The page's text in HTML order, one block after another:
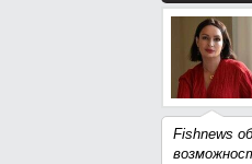
Fishnews